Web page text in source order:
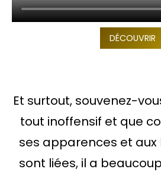
DÉCOUVRIR
Et surtout, souvenez-
tout inoffensif et que
ses apparences et aux
sont liées, il a